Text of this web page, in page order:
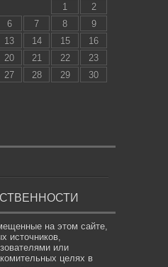
1
2
6 7 8
9
13 14 15
16
20 21 22
23
27 28 29
30
на этом сайте,
источников,
или
целях в